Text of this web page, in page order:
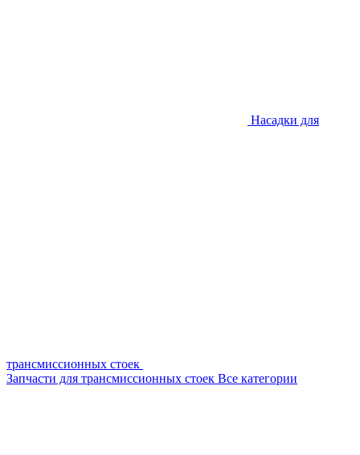
Насадки для
трансмиссионных стоек
Запчасти для трансмиссионных стоек Все категории